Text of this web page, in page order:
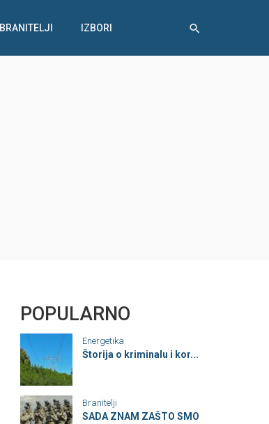
BRANITELJI IZBORI
POPULARNO
Energetika
Štorija o kriminalu i kor...
Branitelji
SADA ZNAM ZAŠTO SMO